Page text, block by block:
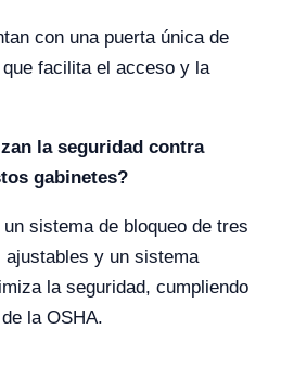
con una puerta única de
facilita el acceso y la
la seguridad contra
gabinetes?
sistema de bloqueo de tres
ajustables y un sistema
la seguridad, cumpliendo
la OSHA.